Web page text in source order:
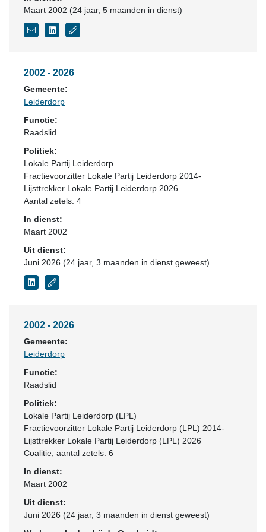
Maart 2002 (24 jaar, 5 maanden in dienst)
2002 - 2026
Gemeente:
Leiderdorp
Functie:
Raadslid
Politiek:
Lokale Partij Leiderdorp
Fractievoorzitter Lokale Partij Leiderdorp 2014-
Lijsttrekker Lokale Partij Leiderdorp 2026
Aantal zetels: 4
In dienst:
Maart 2002
Uit dienst:
Juni 2026 (24 jaar, 3 maanden in dienst geweest)
2002 - 2026
Gemeente:
Leiderdorp
Functie:
Raadslid
Politiek:
Lokale Partij Leiderdorp (LPL)
Fractievoorzitter Lokale Partij Leiderdorp (LPL) 2014-
Lijsttrekker Lokale Partij Leiderdorp (LPL) 2026
Coalitie , aantal zetels: 6
In dienst:
Maart 2002
Uit dienst:
Juni 2026 (24 jaar, 3 maanden in dienst geweest)